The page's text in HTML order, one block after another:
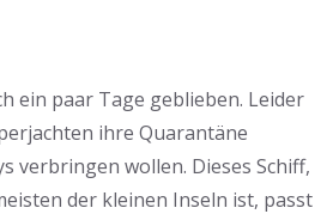
ein paar Tage geblieben. Leider
ihre Quarantäne
verbringen wollen. Dieses Schiff,
der kleinen Inseln ist, passt